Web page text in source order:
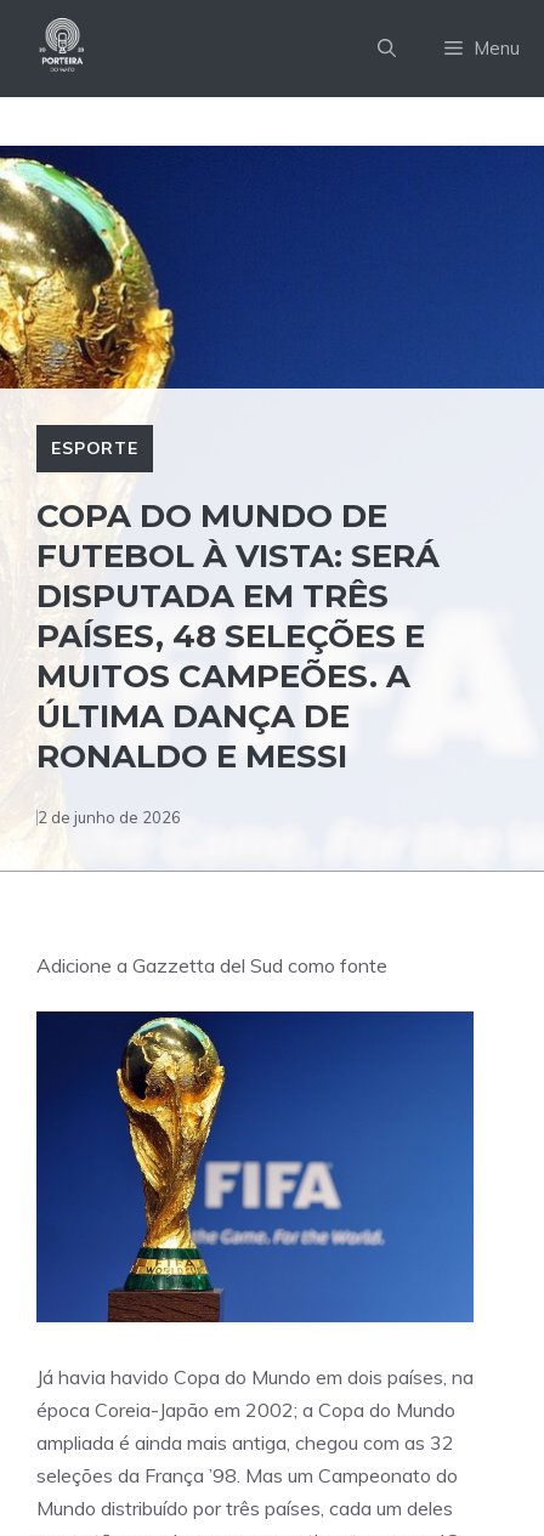
Menu
ESPORTE
COPA DO MUNDO DE
FUTEBOL À VISTA: SERÁ
DISPUTADA EM TRÊS
PAÍSES, 48 ​​SELEÇÕES E
MUITOS CAMPEÕES. A
ÚLTIMA DANÇA DE
RONALDO E MESSI
2 de junho de 2026
Adicione a Gazzetta del Sud como fonte
Já havia havido Copa do Mundo em dois países, na
época Coreia-Japão em 2002; a Copa do Mundo
ampliada é ainda mais antiga, chegou com as 32
seleções da França ’98. Mas um Campeonato do
Mundo distribuído por três países, cada um deles